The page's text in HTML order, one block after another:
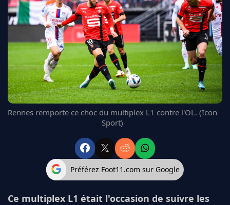
PSG
LIGUE 1
REAL MADRID
FC BARCELONE
MANCHESTER UNITED
CHELSEA
ARSENAL
BAYERN
L'AVIS DE LA RÉDAC'
Rennes remporte ce choc du multiplex L1 contre l'OL. (Icon
Sport)
Préférez Foot11.com sur Google
Ce multiplex L1 était l'occasion de suivre les